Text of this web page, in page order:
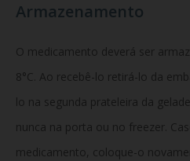
Armazenamento
O medicamento deverá ser
8°C. Ao recebê-lo retirá-lo da
lo na segunda prateleira da
nunca na porta ou no freezer.
medicamento, coloque-o